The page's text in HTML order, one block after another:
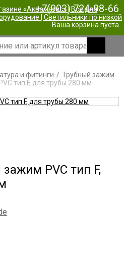
+7(903) 724-98-66
Ваша корзина пуста
и фитинги
Трубный зажим
тип F, для трубы 280 мм
PVC тип F,